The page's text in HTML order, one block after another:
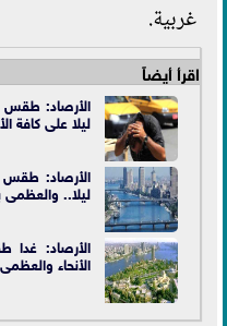
غربية.
اقرأ أيضاً
الأرصاد: طقس
ليلا على كافة
الأرصاد: طقس
ليلا.. والعظمى
الأرصاد: غدا
الأنحاء والعظمى